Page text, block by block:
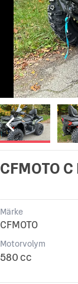
CFMOTO
Märke
CFMOTO
Motorvolym
580 cc